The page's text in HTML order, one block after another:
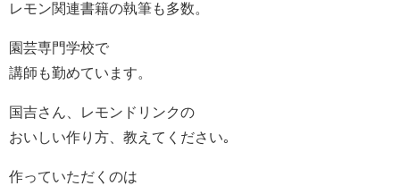
レモン関連書籍の執筆も多数。
園芸専門学校で
講師も勤めています。
国吉さん、レモンドリンクの
おいしい作り方、教えてください｡
作っていただくのは